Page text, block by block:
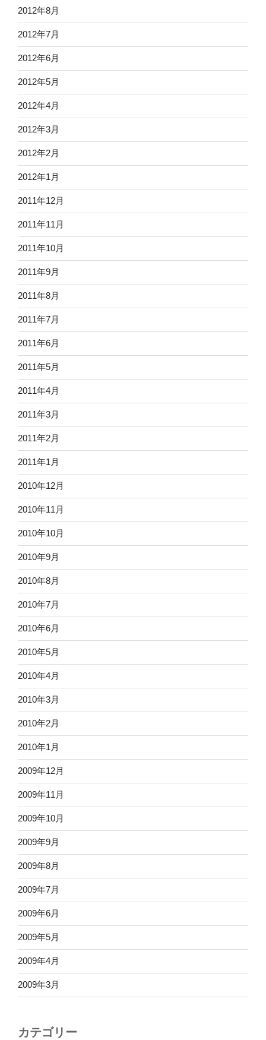
2012年8月
2012年7月
2012年6月
2012年5月
2012年4月
2012年3月
2012年2月
2012年1月
2011年12月
2011年11月
2011年10月
2011年9月
2011年8月
2011年7月
2011年6月
2011年5月
2011年4月
2011年3月
2011年2月
2011年1月
2010年12月
2010年11月
2010年10月
2010年9月
2010年8月
2010年7月
2010年6月
2010年5月
2010年4月
2010年3月
2010年2月
2010年1月
2009年12月
2009年11月
2009年10月
2009年9月
2009年8月
2009年7月
2009年6月
2009年5月
2009年4月
2009年3月
カテゴリー